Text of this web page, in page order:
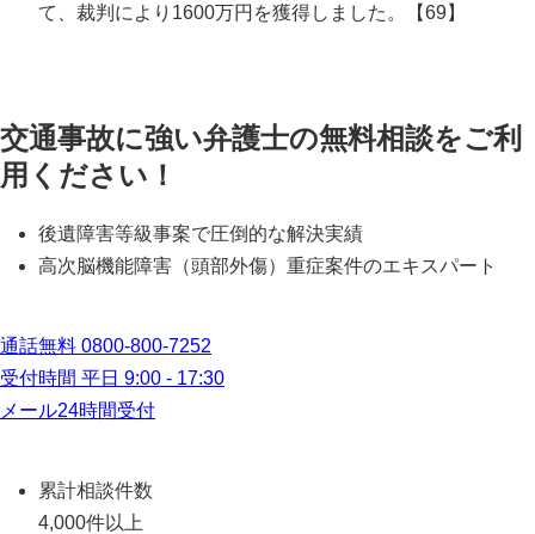
て、裁判により1600万円を獲得しました。【69】
交通事故に強い弁護士の無料相談をご利
用ください！
後遺障害等級事案で圧倒的な解決実績
高次脳機能障害（頭部外傷）重症案件のエキスパート
通話無料 0800-800-7252
受付時間 平日 9:00 - 17:30
メール24時間受付
累計相談件数
4,000件以上